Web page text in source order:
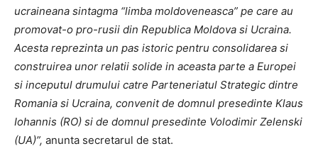
ucraineana sintagma “limba moldoveneasca” pe care au
promovat-o pro-rusii din Republica Moldova si Ucraina.
Acesta reprezinta un pas istoric pentru consolidarea si
construirea unor relatii solide in aceasta parte a Europei
si inceputul drumului catre Parteneriatul Strategic dintre
Romania si Ucraina, convenit de domnul presedinte Klaus
Iohannis (RO) si de domnul presedinte Volodimir Zelenski
(UA)”, anunta secretarul de stat.